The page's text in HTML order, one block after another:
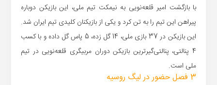
با بازگشت امیر قلعه‌نویی به نیمکت تیم ملی، این بازیکن دوباره
پیراهن این تیم را به تن کرد و یکی از بازیکنان کلیدی تیم ایران شد.
این بازیکن در 37 بازی ملی، 14 گل زده، 5 پاس گل داده و با کسب
4 پنالتی، پنالتی‌گیرترین بازیکن دوران مربیگری قلعه‌نویی در تیم
ملی است.
3 فصل حضور در لیگ روسیه